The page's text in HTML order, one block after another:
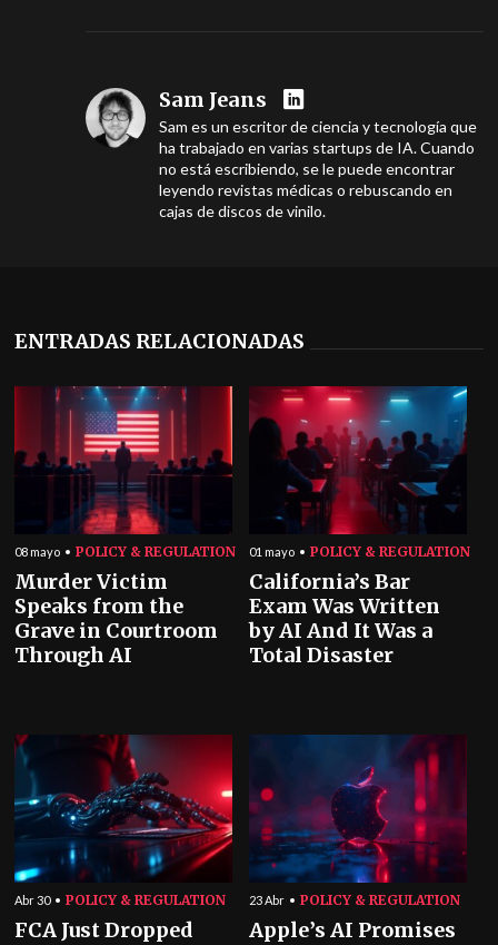
Sam Jeans
Sam es un escritor de ciencia y tecnología que
ha trabajado en varias startups de IA. Cuando
no está escribiendo, se le puede encontrar
leyendo revistas médicas o rebuscando en
cajas de discos de vinilo.
ENTRADAS RELACIONADAS
08 mayo POLICY & REGULATION
Murder Victim
Speaks from the
Grave in Courtroom
Through AI
01 mayo POLICY & REGULATION
California’s Bar
Exam Was Written
by AI And It Was a
Total Disaster
Abr 30 POLICY & REGULATION
FCA Just Dropped
23 Abr POLICY & REGULATION
Apple’s AI Promises